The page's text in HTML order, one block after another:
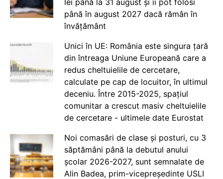
până în august 2027 dacă rămân în
învățământ
Unici în UE: România este singura țară
din întreaga Uniune Europeană care a
redus cheltuielile de cercetare,
calculate pe cap de locuitor, în ultimul
deceniu. Între 2015-2025, spațiul
comunitar a crescut masiv cheltuielile
de cercetare - ultimele date Eurostat
Noi comasări de clase și posturi, cu 3
săptămâni până la debutul anului
școlar 2026-2027, sunt semnalate de
Alin Badea, prim-vicepreședinte USLI